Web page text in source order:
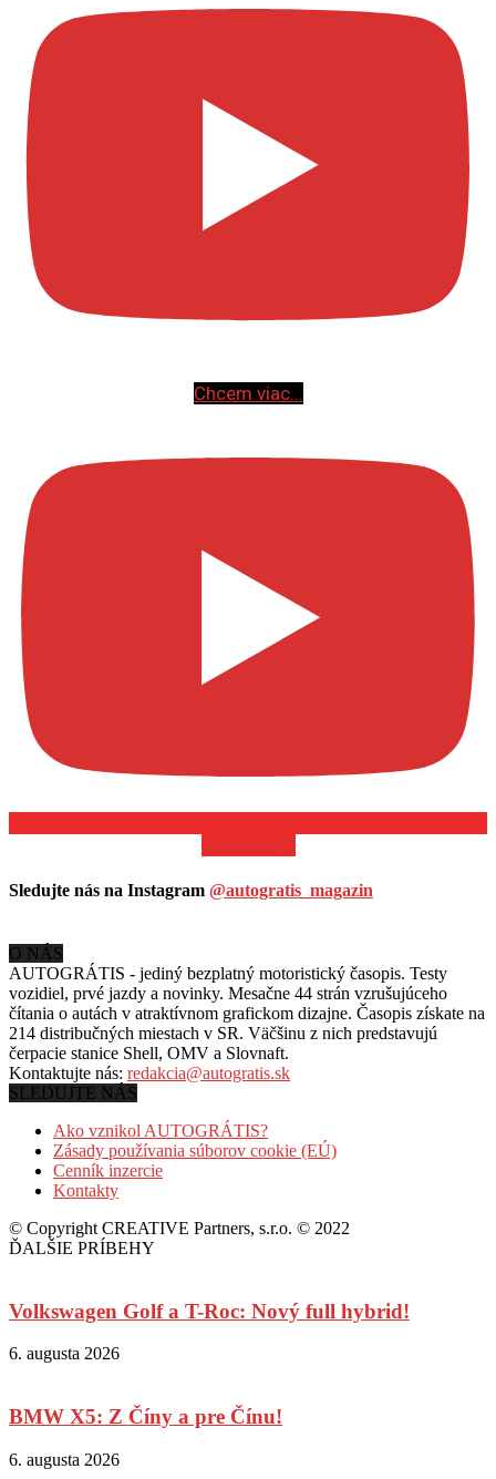
Chcem viac...
Sledujte nás na Instagram @autogratis_magazin
O NÁS
AUTOGRÁTIS - jediný bezplatný motoristický časopis. Testy
vozidiel, prvé jazdy a novinky. Mesačne 44 strán vzrušujúceho
čítania o autách v atraktívnom grafickom dizajne. Časopis získate na
214 distribučných miestach v SR. Väčšinu z nich predstavujú
čerpacie stanice Shell, OMV a Slovnaft.
Kontaktujte nás: redakcia@autogratis.sk
SLEDUJTE NÁS
Ako vznikol AUTOGRÁTIS?
Zásady používania súborov cookie (EÚ)
Cenník inzercie
Kontakty
© Copyright CREATIVE Partners, s.r.o. © 2022
ĎALŠIE PRÍBEHY
Volkswagen Golf a T-Roc: Nový full hybrid!
6. augusta 2026
BMW X5: Z Číny a pre Čínu!
6. augusta 2026